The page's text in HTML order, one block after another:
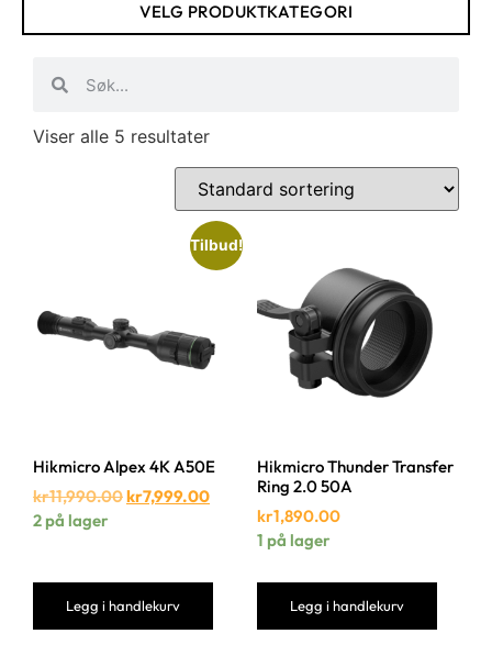
VELG PRODUKTKATEGORI
Viser alle 5 resultater
Tilbud!
Hikmicro Alpex 4K A50E
kr11,990.00kr7,999.00
2 på lager
Legg i handlekurv
Hikmicro Thunder Transfer
Ring 2.0 50A
kr1,890.00
1 på lager
Legg i handlekurv